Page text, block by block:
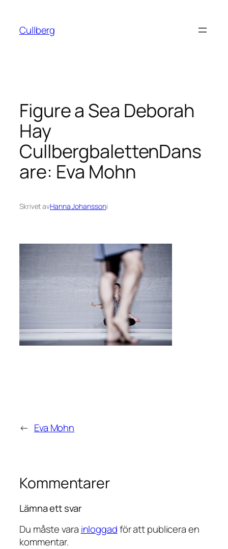
innehåll
Cullberg
Figure a Sea Deborah
Hay
CullbergbalettenDans
are: Eva Mohn
Skrivet avHanna Johanssoni
← Eva Mohn
Kommentarer
Lämna ett svar
Du måste vara inloggadför att publicera en
kommentar.